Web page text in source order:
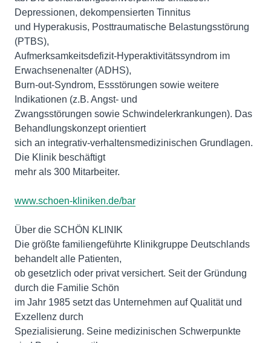
Depressionen, dekompensierten Tinnitus
und Hyperakusis, Posttraumatische Belastungsstörung
(PTBS),
Aufmerksamkeitsdefizit-Hyperaktivitätssyndrom im
Erwachsenenalter (ADHS),
Burn-out-Syndrom, Essstörungen sowie weitere
Indikationen (z.B. Angst- und
Zwangsstörungen sowie Schwindelerkrankungen). Das
Behandlungskonzept orientiert
sich an integrativ-verhaltensmedizinischen Grundlagen.
Die Klinik beschäftigt
mehr als 300 Mitarbeiter.
www.schoen-kliniken.de/bar
Über die SCHÖN KLINIK
Die größte familiengeführte Klinikgruppe Deutschlands
behandelt alle Patienten,
ob gesetzlich oder privat versichert. Seit der Gründung
durch die Familie Schön
im Jahr 1985 setzt das Unternehmen auf Qualität und
Exzellenz durch
Spezialisierung. Seine medizinischen Schwerpunkte